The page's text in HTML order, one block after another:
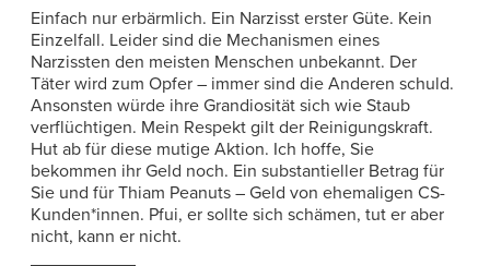
Einfach nur erbärmlich. Ein Narzisst erster Güte. Kein
Einzelfall. Leider sind die Mechanismen eines
Narzissten den meisten Menschen unbekannt. Der
Täter wird zum Opfer – immer sind die Anderen schuld.
Ansonsten würde ihre Grandiosität sich wie Staub
verflüchtigen. Mein Respekt gilt der Reinigungskraft.
Hut ab für diese mutige Aktion. Ich hoffe, Sie
bekommen ihr Geld noch. Ein substantieller Betrag für
Sie und für Thiam Peanuts – Geld von ehemaligen CS-
Kunden*innen. Pfui, er sollte sich schämen, tut er aber
nicht, kann er nicht.